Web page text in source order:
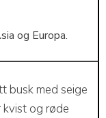
og Europa.
busk med seige
kvist og røde